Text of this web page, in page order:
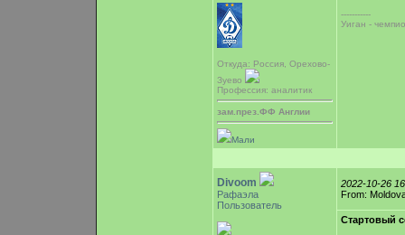
Откуда: Россия, Орехово-
Зуево
Профессия: аналитик
зам.през.ФФ Англии
Мали
-----------
Уиган -
Divoom
Рафаэла
Пользователь
2022-10-26
From:
Стартовый